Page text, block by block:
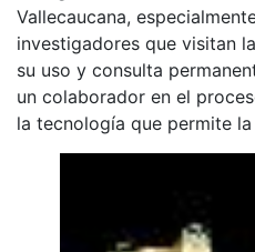
Vallecaucana,
investigadores que visitan
su uso y consulta
un colaborador en el
la tecnología que permite